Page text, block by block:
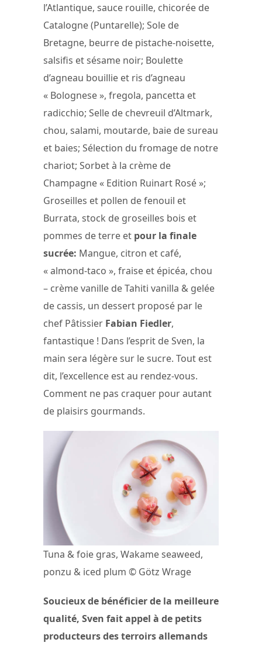
l’Atlantique, sauce rouille, chicorée de
Catalogne (Puntarelle); Sole de
Bretagne, beurre de pistache-noisette,
salsifis et sésame noir; Boulette
d’agneau bouillie et ris d’agneau
« Bolognese », fregola, pancetta et
radicchio; Selle de chevreuil d’Altmark,
chou, salami, moutarde, baie de sureau
et baies; Sélection du fromage de notre
chariot; Sorbet à la crème de
Champagne « Edition Ruinart Rosé »;
Groseilles et pollen de fenouil et
Burrata, stock de groseilles bois et
pommes de terre et pour la finale
sucrée: Mangue, citron et café,
« almond-taco », fraise et épicéa, chou
– crème vanille de Tahiti vanilla & gelée
de cassis, un dessert proposé par le
chef Pâtissier Fabian Fiedler,
fantastique ! Dans l’esprit de Sven, la
main sera légère sur le sucre. Tout est
dit, l’excellence est au rendez-vous.
Comment ne pas craquer pour autant
de plaisirs gourmands.
Tuna & foie gras, Wakame seaweed,
ponzu & iced plum © Götz Wrage
Soucieux de bénéficier de la meilleure
qualité, Sven fait appel à de petits
producteurs des terroirs allemands